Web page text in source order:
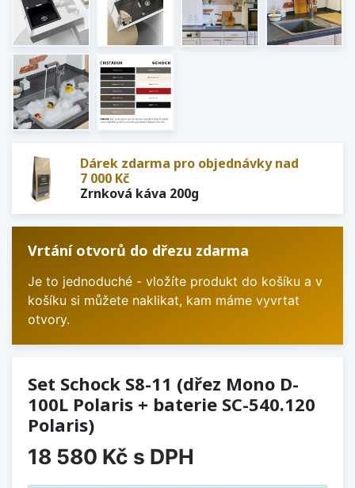
Dárek zdarma pro objednávky nad
7 000 Kč
Zrnková káva 200g
Vrtání otvorů do dřezu zdarma
Je to jednoduché - vložíte produkt do košíku a v
košíku si můžete naklikat, kam máme vyvrtat
otvory.
Set Schock S8-11 (dřez Mono D-
100L Polaris + baterie SC-540.120
Polaris)
18 580 Kč s DPH